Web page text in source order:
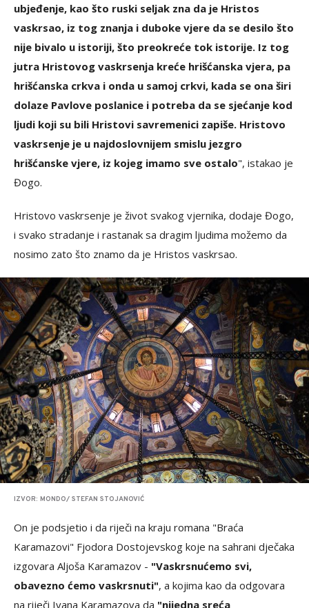
ubjeđenje, kao što ruski seljak zna da je Hristos
vaskrsao, iz tog znanja i duboke vjere da se desilo što
nije bivalo u istoriji, što preokreće tok istorije. Iz tog
jutra Hristovog vaskrsenja kreće hrišćanska vjera, pa
hrišćanska crkva i onda u samoj crkvi, kada se ona širi
dolaze Pavlove poslanice i potreba da se sjećanje kod
ljudi koji su bili Hristovi savremenici zapiše. Hristovo
vaskrsenje je u najdoslovnijem smislu jezgro
hrišćanske vjere, iz kojeg imamo sve ostalo", istakao je
Đogo.
Hristovo vaskrsenje je život svakog vjernika, dodaje Đogo,
i svako stradanje i rastanak sa dragim ljudima možemo da
nosimo zato što znamo da je Hristos vaskrsao.
IZVOR: MONDO/ STEFAN STOJANOVIĆ
On je podsjetio i da riječi na kraju romana "Braća
Karamazovi" Fjodora Dostojevskog koje na sahrani dječaka
izgovara Aljoša Karamazov - "Vaskrsnućemo svi,
obavezno ćemo vaskrsnuti", a kojima kao da odgovara
na riječi Ivana Karamazova da "nijedna sreća